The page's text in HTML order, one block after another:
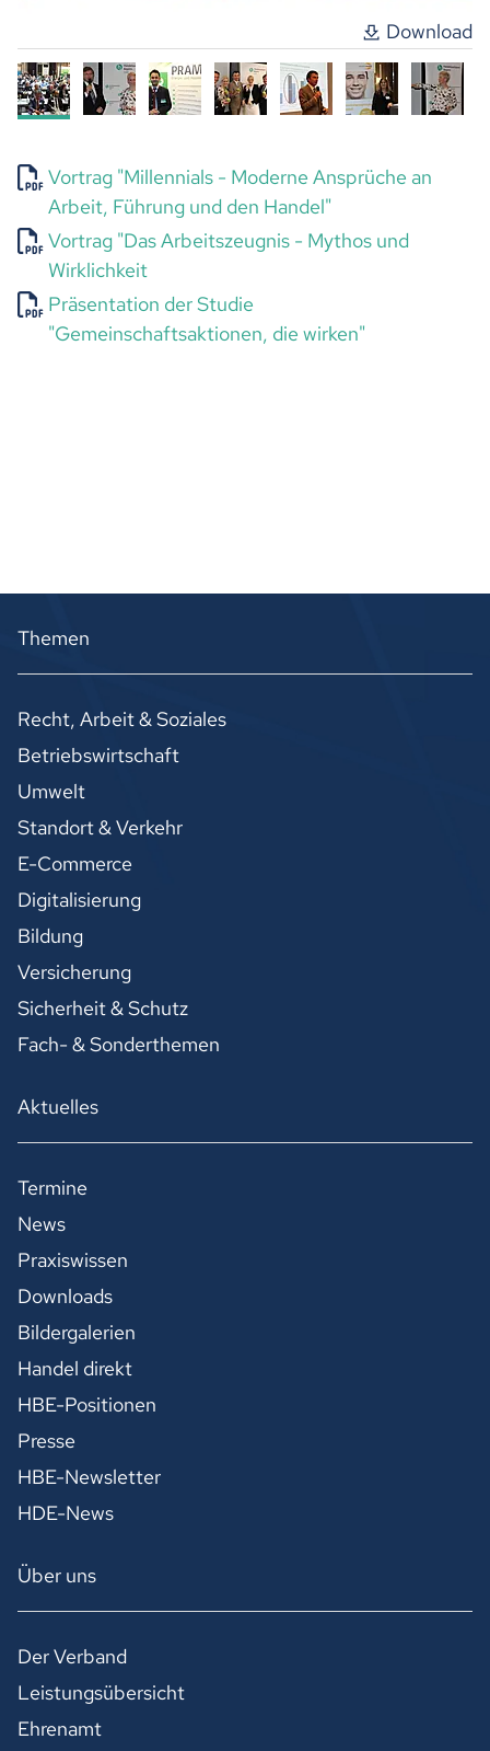
Download
Vortrag "Millennials - Moderne Ansprüche an
Arbeit, Führung und den Handel"
Vortrag "Das Arbeitszeugnis - Mythos und
Wirklichkeit
Präsentation der Studie
"Gemeinschaftsaktionen, die wirken"
Themen
Recht, Arbeit & Soziales
Betriebswirtschaft
Umwelt
Standort & Verkehr
E-Commerce
Digitalisierung
Bildung
Versicherung
Sicherheit & Schutz
Fach- & Sonderthemen
Aktuelles
Termine
News
Praxiswissen
Downloads
Bildergalerien
Handel direkt
HBE-Positionen
Presse
HBE-Newsletter
HDE-News
Über uns
Der Verband
Leistungsübersicht
Ehrenamt